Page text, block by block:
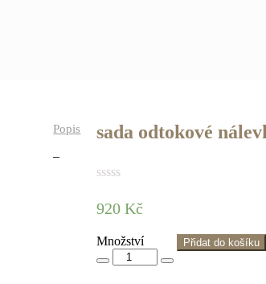
sada odtokové
920 Kč
Množství Přidat do košíku
Popis
–